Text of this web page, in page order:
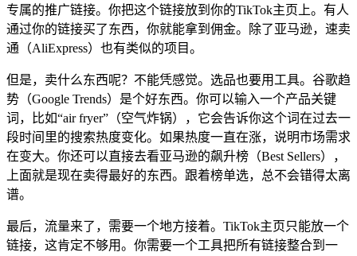
专属的推广链接。你把这个链接放到你的TikTok主页上。有人
通过你的链接买了东西，你就能拿到佣金。除了亚马逊，速卖
通（AliExpress）也有类似的项目。
但是，卖什么东西呢？不能凭感觉。选品也要用工具。谷歌趋
势（Google Trends）是个好东西。你可以输入一个产品关键
词，比如“air fryer”（空气炸锅），它会告诉你这个词在过去一
段时间里的搜索热度变化。如果热度一直在涨，说明市场需求
在变大。你还可以直接去看亚马逊的飙升榜（Best Sellers），
上面就是现在卖得最好的东西。跟着榜单选，总不会错得太离
谱。
最后，流量来了，需要一个地方接着。TikTok主页只能放一个
链接，这肯定不够用。你需要一个工具把所有链接整合到一